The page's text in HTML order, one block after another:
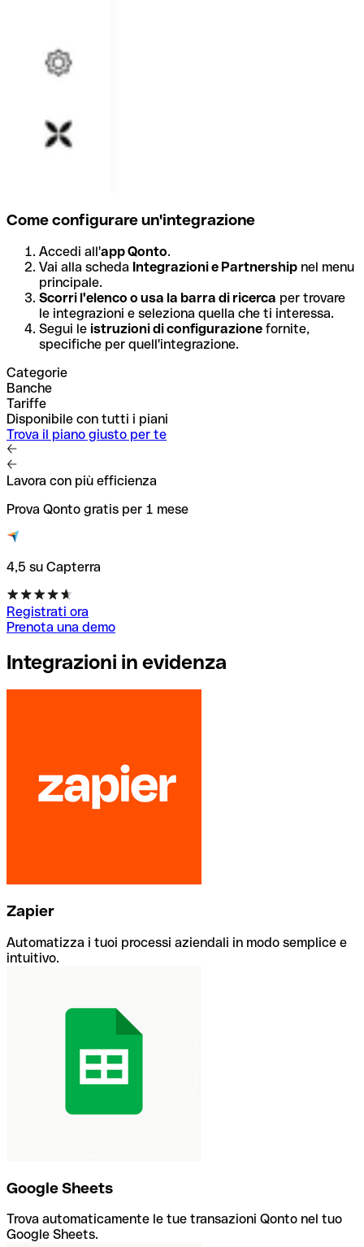
Come configurare un'integrazione
Accedi all'app Qonto.
Vai alla scheda Integrazioni e Partnership nel menu
principale.
Scorri l'elenco o usa la barra di ricerca per trovare
le integrazioni e seleziona quella che ti interessa.
Segui le istruzioni di configurazione fornite,
specifiche per quell'integrazione.
Categorie
Banche
Tariffe
Disponibile con tutti i piani
Trova il piano giusto per te
Lavora con più efficienza
Prova Qonto gratis per 1 mese
4,5 su Capterra
Registrati ora
Prenota una demo
Integrazioni in evidenza
Zapier
Automatizza i tuoi processi aziendali in modo semplice e
intuitivo.
Google Sheets
Trova automaticamente le tue transazioni Qonto nel tuo
Google Sheets.